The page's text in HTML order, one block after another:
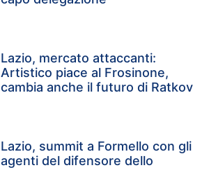
Lazio, mercato attaccanti:
Artistico piace al Frosinone,
cambia anche il futuro di Ratkov
Lazio, summit a Formello con gli
agenti del difensore dello